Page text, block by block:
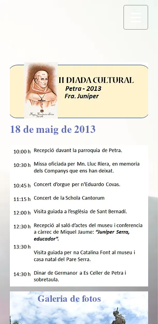
18 de maig de 2013
Galeria de fotos